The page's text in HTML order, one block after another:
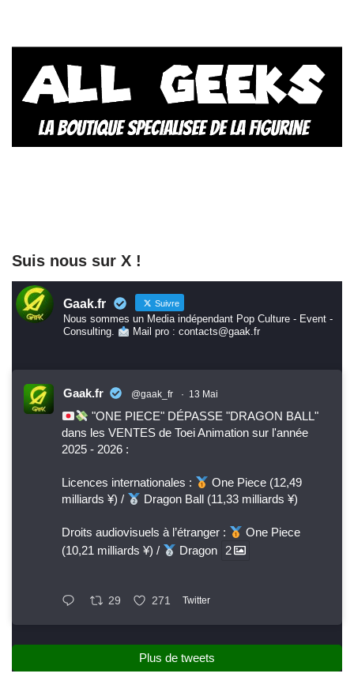
Suis nous sur X !
Gaak.fr Suivre
Nous sommes un Media indépendant Pop Culture - Event -
Consulting.
Mail pro : contacts@gaak.fr
Gaak.fr @gaak_fr · 13 Mai
"ONE PIECE" DÉPASSE "DRAGON BALL"
dans les VENTES de Toei Animation sur l'année
2025 - 2026 :
Licences internationales :
One Piece (12,49
milliards ¥) /
Dragon Ball (11,33 milliards ¥)
Droits audiovisuels à l’étranger :
One Piece
(10,21 milliards ¥) /
Dragon 2
29 271 Twitter
Plus de tweets